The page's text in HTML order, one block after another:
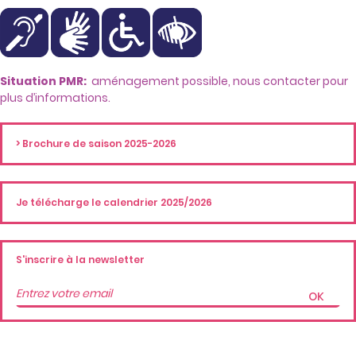
Situation PMR: aménagement possible, nous contacter pour
plus d’informations.
> Brochure de saison 2025-2026
Je télécharge le calendrier 2025/2026
S'inscrire à la newsletter
OK